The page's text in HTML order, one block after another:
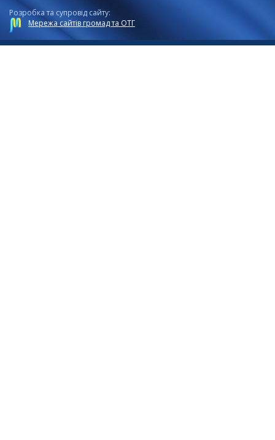
Розробка та супровід сайту:
Мережа сайтів громад та ОТГ